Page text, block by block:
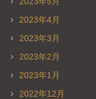
2023年4月
2023年3月
2023年2月
2023年1月
2022年12月